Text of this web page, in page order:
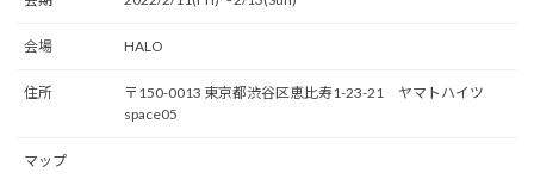
会場 HALO
住所
〒150-0013 東京都渋谷区恵比寿1-23-21 ヤマトハイツ
space05
マップ